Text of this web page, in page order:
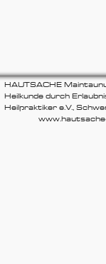
HAUTSACHE
Heilkunde durch
Heilpraktiker e.V.,
www.hautsache-
Hans-